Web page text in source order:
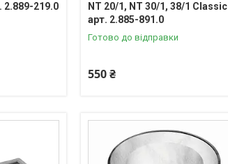
2.889-219.0
NT 20/1, NT 30/1, 38/1 Classic
арт. 2.885-891.0
Готово до відправки
550 ₴